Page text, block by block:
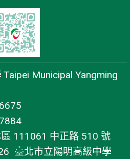
Taipei Municipal Yangming
111061 中正路 510 號
臺北市立陽明高級中學